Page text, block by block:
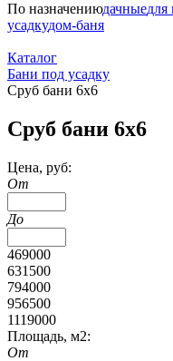
По назначениюдачныедля
усадкудом-баня
Каталог
Бани под усадку
Сруб бани 6х6
Сруб бани 6х6
Цена, руб:
От
До
469000
631500
794000
956500
1119000
Площадь, м2:
От